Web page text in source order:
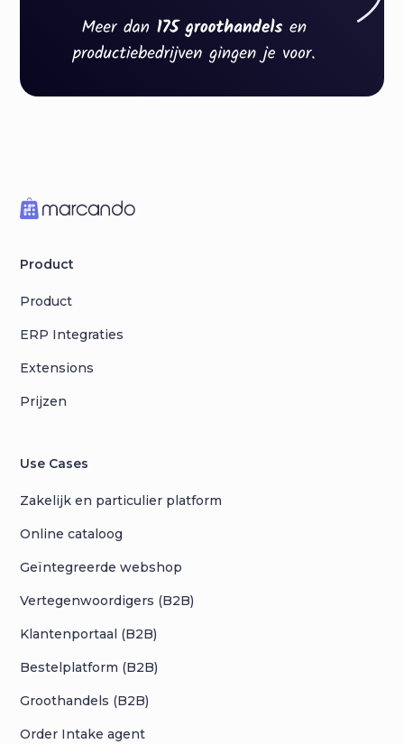
Product
Product
ERP Integraties
Extensions
Prijzen
Use Cases
Zakelijk en particulier platform
Online cataloog
Geïntegreerde webshop
Vertegenwoordigers (B2B)
Klantenportaal (B2B)
Bestelplatform (B2B)
Groothandels (B2B)
Order Intake agent